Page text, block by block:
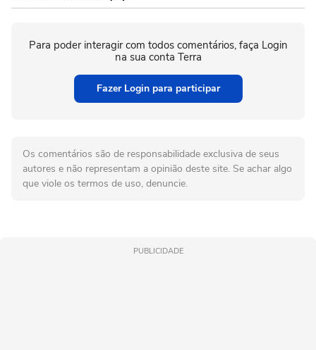
Para poder interagir com todos comentários, faça Login
na sua conta Terra
Fazer Login para participar
Os comentários são de responsabilidade exclusiva de seus
autores e não representam a opinião deste site. Se achar algo
que viole os termos de uso, denuncie.
PUBLICIDADE